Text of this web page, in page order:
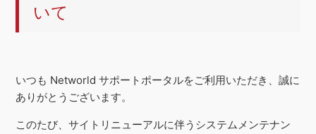
いて
いつも Networld サポートポータルをご利用いただき、誠に
ありがとうございます。
このたび、サイトリニューアルに伴うシステムメンテナン